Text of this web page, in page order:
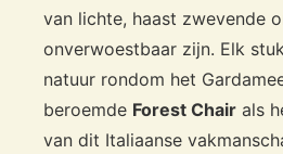
van lichte, haast zwevende
onverwoestbaar zijn. Elk
natuur rondom het
beroemde Forest Chair als
van dit Italiaanse